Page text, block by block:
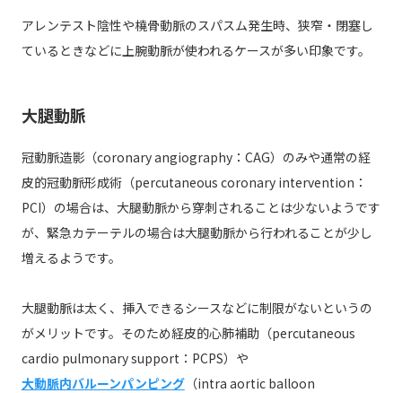
アレンテスト陰性や橈骨動脈のスパスム発生時、狭窄・閉塞し
ているときなどに上腕動脈が使われるケースが多い印象です。
大腿動脈
冠動脈造影（coronary angiography：CAG）のみや通常の経
皮的冠動脈形成術（percutaneous coronary intervention：
PCI）の場合は、大腿動脈から穿刺されることは少ないようです
が、緊急カテーテルの場合は大腿動脈から行われることが少し
増えるようです。
大腿動脈は太く、挿入できるシースなどに制限がないというの
がメリットです。そのため経皮的心肺補助（percutaneous
cardio pulmonary support：PCPS）や
大動脈内バルーンパンピング（intra aortic balloon